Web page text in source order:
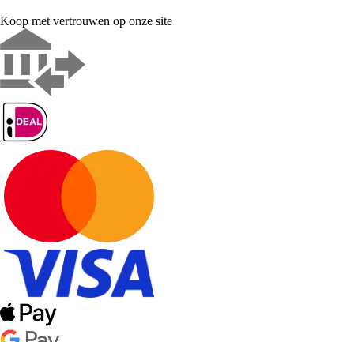
Koop met vertrouwen op onze site